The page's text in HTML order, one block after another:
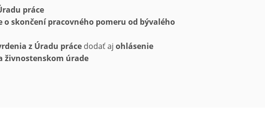
práce
o skončení pracovného pomeru od bývalého
z Úradu práce dodať aj ohlásenie
živnostenskom úrade